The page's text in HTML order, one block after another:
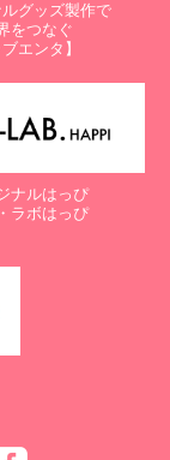
グッズ製作で
をつなぐ
ブエンタ】
ナルはっぴ
ラボはっぴ